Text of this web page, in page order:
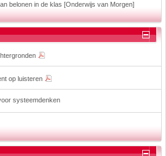
belonen in de klas [Onderwijs van Morgen]
op luisteren
systeemdenken